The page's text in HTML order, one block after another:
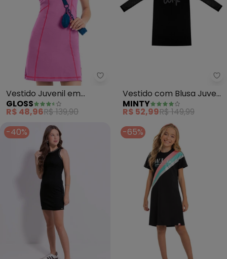
Gloss - Vestido Juvenil em
Vestido Juvenil em
Molecotton (Rosa)
GLOSS
R$ 48,96R$ 139,90
Vestido com Blusa Juvenil
(Preto)
MINTY
R$ 52,99R$ 149,99
-40%
-65%